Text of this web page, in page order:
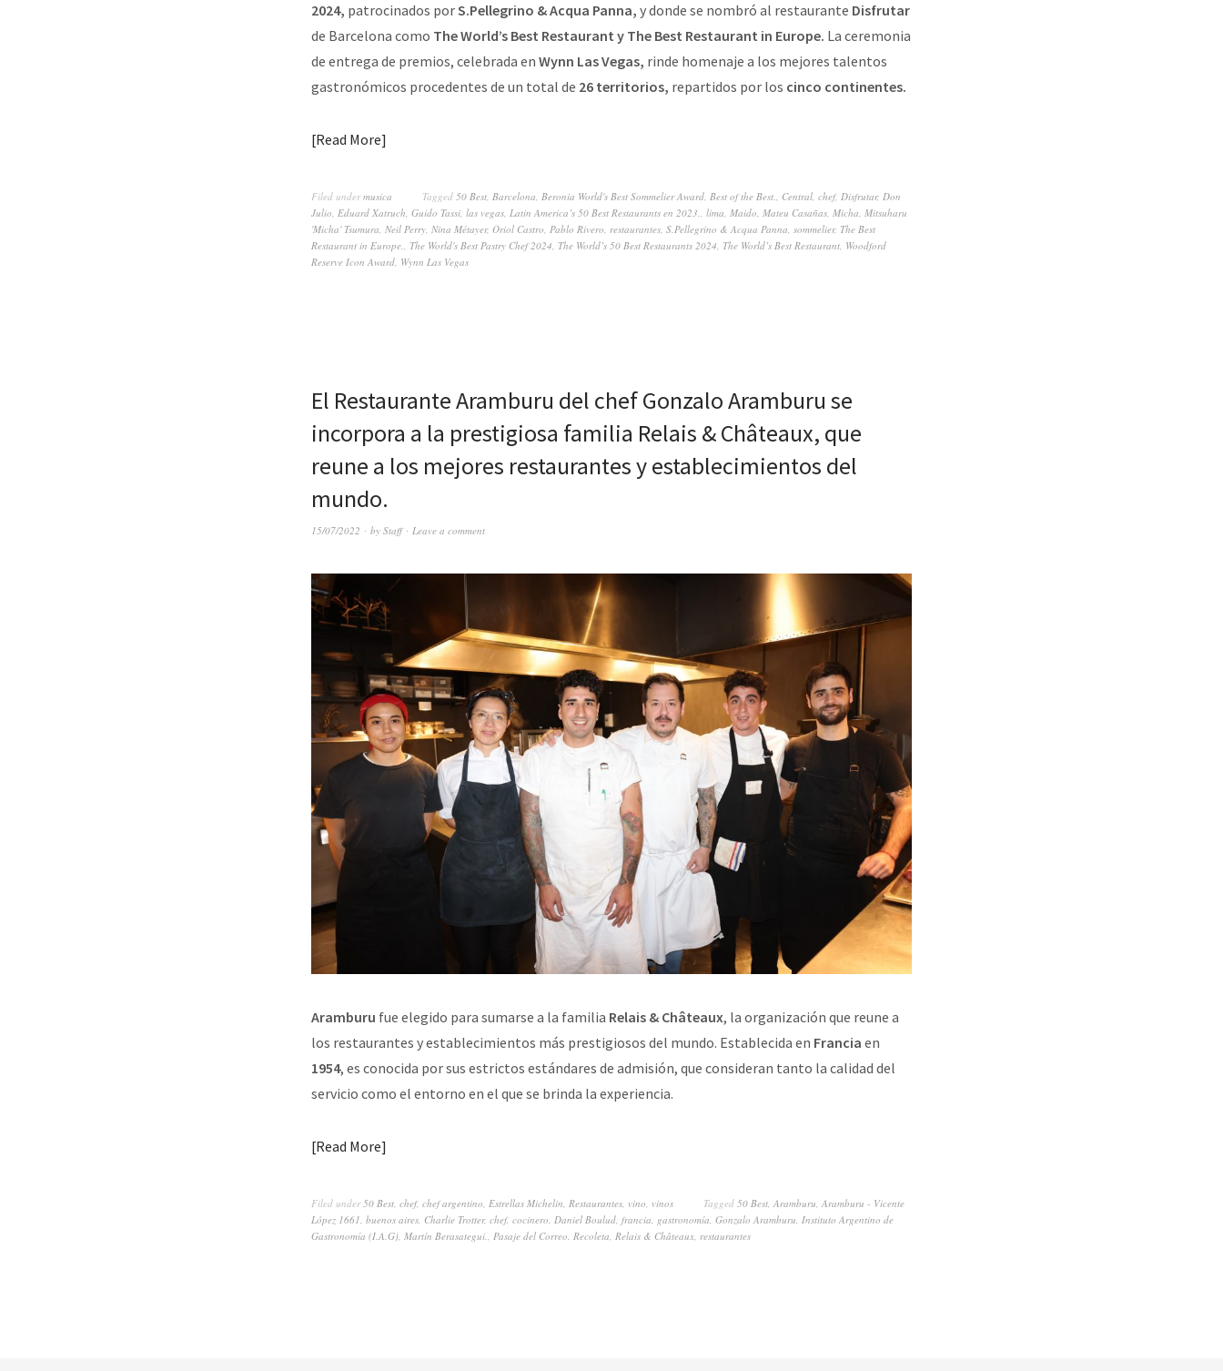
2024, patrocinados porS.Pellegrino & Acqua Panna, y donde se nombró al restaurante Disfrutar
de Barcelona como The World’s Best Restaurant y The Best Restaurant in Europe. La ceremonia
de entrega de premios, celebrada en Wynn Las Vegas, rinde homenaje a los mejores talentos
gastronómicos procedentes de un total de 26 territorios, repartidos por los cinco continentes.
Read More
Filed undermusica Tagged 50 Best, Barcelona, Beronia World's Best Sommelier Award, Best of the Best., Central, chef, Disfrutar, Don
Julio, Eduard Xatruch, Guido Tassi, las vegas, Latin America’s 50 Best Restaurants en 2023., lima, Maido, Mateu Casañas, Micha, Mitsuharu
'Micha' Tsumura, Neil Perry, Nina Métayer, Oriol Castro, Pablo Rivero, restaurantes, S.Pellegrino & Acqua Panna, sommelier, The Best
Restaurant in Europe., The World's Best Pastry Chef 2024, The World’s 50 Best Restaurants 2024, The World’s Best Restaurant, Woodford
Reserve Icon Award, Wynn Las Vegas
El Restaurante Aramburu del chef Gonzalo Aramburu se
incorpora a la prestigiosa familia Relais & Châteaux, que
reune a los mejores restaurantes y establecimientos del
mundo.
15/07/2022 by Staff Leave a comment
Aramburu fue elegido para sumarse a la familia Relais & Châteaux, la organización que reune a
los restaurantes y establecimientos más prestigiosos del mundo. Establecida en Francia en
1954, es conocida por sus estrictos estándares de admisión, que consideran tanto la calidad del
servicio como el entorno en el que se brinda la experiencia.
Read More
Filed under50 Best, chef, chef argentino, Estrellas Michelin, Restaurantes, vino, vinos Tagged 50 Best, Aramburu, Aramburu - Vicente
López 1661, buenos aires, Charlie Trotter, chef, cocinero, Daniel Boulud, francia, gastronomía, Gonzalo Aramburu, Instituto Argentino de
Gastronomía (I.A.G), Martín Berasategui., Pasaje del Correo. Recoleta, Relais & Châteaux, restaurantes